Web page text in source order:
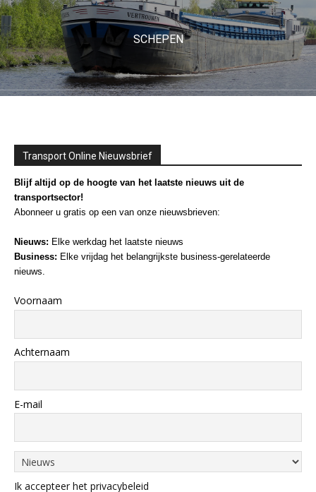
SCHEPEN
Transport Online Nieuwsbrief
Blijf altijd op de hoogte van het laatste nieuws uit de
transportsector!
Abonneer u gratis op een van onze nieuwsbrieven:
Nieuws: Elke werkdag het laatste nieuws
Business: Elke vrijdag het belangrijkste business-gerelateerde
nieuws.
Voornaam
Achternaam
E-mail
Ik accepteer het privacybeleid